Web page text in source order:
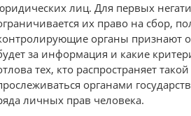
лиц. Для первых
их право на сбор,
органы признают
за информация и какие
тех, кто распространяет
органами
личных прав человека.